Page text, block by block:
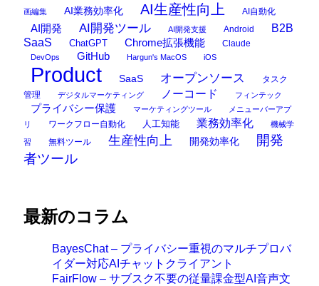
画編集 AI業務効率化 AI生産性向上 AI自動化
AI開発 AI開発ツール AI開発支援 Android
B2B
SaaS
ChatGPT Chrome拡張機能 Claude
DevOps GitHub Hargun's MacOS iOS
Product SaaS オープンソース
タスク
管理
デジタルマーケティング ノーコード フィンテック
プライバシー保護 マーケティングツール
メニューバーアプ
リ
ワークフロー自動化 人工知能 業務効率化 機械学
習 無料ツール 生産性向上 開発効率化
開発
者ツール
最新のコラム
BayesChat – プライバシー重視のマルチプロバ
イダー対応AIチャットクライアント
FairFlow – サブスク不要の従量課金型AI音声文